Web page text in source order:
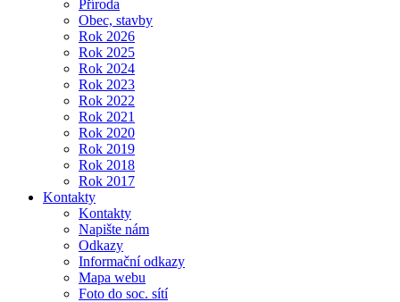
Příroda
Obec, stavby
Rok 2026
Rok 2025
Rok 2024
Rok 2023
Rok 2022
Rok 2021
Rok 2020
Rok 2019
Rok 2018
Rok 2017
Kontakty
Kontakty
Napište nám
Odkazy
Informační odkazy
Mapa webu
Foto do soc. sítí